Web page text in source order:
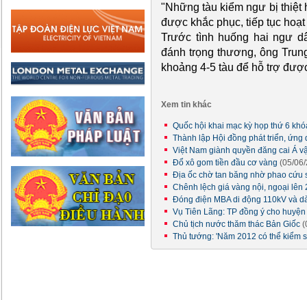
"Những tàu kiểm ngư bị thiệt
được khắc phục, tiếp tục
Trước tình huống hai ngư
đánh trọng thương, ông
khoảng 4-5 tàu để hỗ trợ
Xem tin khác
Quốc hội khai mạc kỳ họp thứ 6
Thành lập Hội đồng phát triển,
Việt Nam giành quyền đăng cai Á
Đổ xô gom tiền đầu cơ vàng (05/
Địa ốc chờ tan băng nhờ phao cứu
Chênh lệch giá vàng nội, ngoại lên
Đóng điện MBA di động 110kV và
Vụ Tiên Lãng: TP đồng ý cho
Chủ tịch nước thăm thác Bản Giốc
Thủ tướng: 'Năm 2012 có thể kiểm